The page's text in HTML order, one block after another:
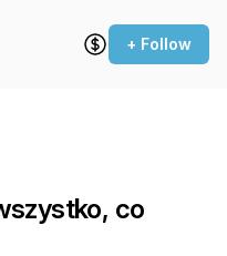
+ Follow
co